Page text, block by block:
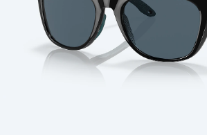
Cantidad: